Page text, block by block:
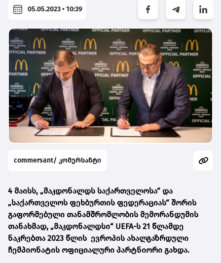
05.05.2023 • 10:39
commersant/ კომერსანტი
4 მაისს, „მაკდონალდს საქართველოსა“ და
„საქართველოს ფეხბურთის ფედერაციას“ შორის
გაფორმებული თანამშრომლობის მემორანდუმის
თანახმად, „მაკდონალდსი“ UEFA-ს 21 წლამდე
ნაკრებთა 2023 წლის ევროპის ახალგაზრდული
ჩემპიონატის ოფიციალური პარტნიორი გახდა.